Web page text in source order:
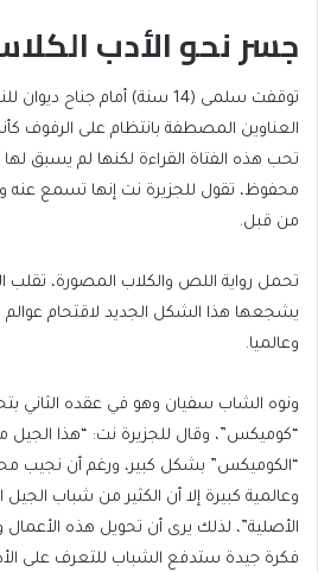
جسر نحو الأدب
توقفت سلمى (14 سنة) أمام
العناوين المصطفة بانتظام على الرفوف
تحب هذه الفتاة القراءة لكنها لم يسبق
محفوظ، تقول للجزيرة نت إنها تسمع عنه
من قبل.
تحمل رواية اللص والكلاب المصورة،
يشجعها هذا الشكل الجديد لاقتحام عوالم
وعالميا.
ونوه الشاب سفيان وهو في عقده الثاني
“كوميكس”، وقال للجزيرة نت: “هذا الجيل
“الكوميكس” بشكل كبير، ورغم أن نجيب
وعالمية كبيرة إلا أن الكثير من شباب الجيل
الأصلية”، لذلك يرى أن تحويل هذه
فكرة جيدة ستدفع الشباب للتعرف على